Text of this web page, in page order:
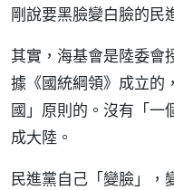
剛說要黑臉變白臉的民
其實，海基會是陸委會
據《國統綱領》成立的
國」原則的。沒有「一
成大陸。
民進黨自己「變臉」，